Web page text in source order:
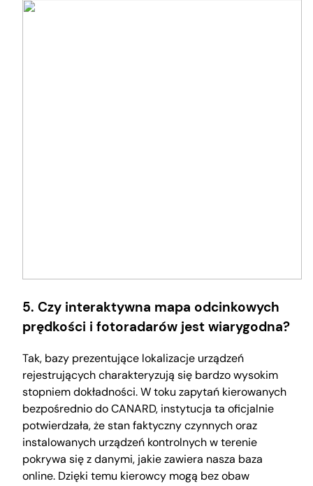
5. Czy interaktywna mapa odcinkowych
prędkości i fotoradarów jest wiarygodna?
Tak, bazy prezentujące lokalizacje urządzeń
rejestrujących charakteryzują się bardzo wysokim
stopniem dokładności. W toku zapytań kierowanych
bezpośrednio do CANARD, instytucja ta oficjalnie
potwierdzała, że stan faktyczny czynnych oraz
instalowanych urządzeń kontrolnych w terenie
pokrywa się z danymi, jakie zawiera nasza baza
online. Dzięki temu kierowcy mogą bez obaw